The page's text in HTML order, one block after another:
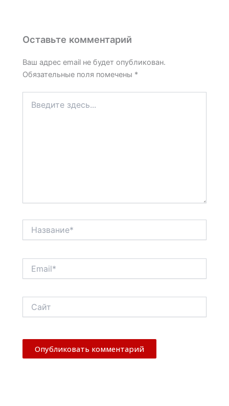
Оставьте комментарий
Ваш адрес email не будет опубликован.
Обязательные поля помечены *
здесь...